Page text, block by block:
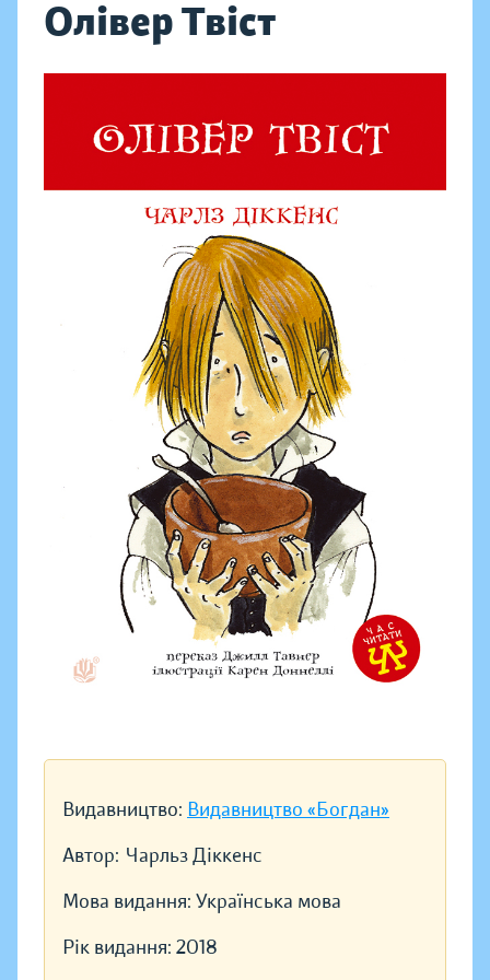
Олівер Твіст
Видавництво: Видавництво «Богдан»
Автор: Чарльз Діккенс
Мова видання: Українська мова
Рік видання: 2018